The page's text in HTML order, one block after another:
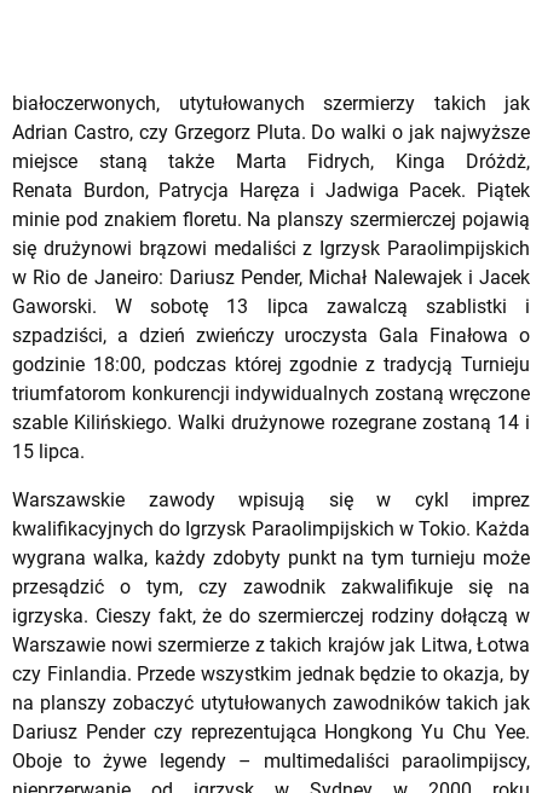
białoczerwonych, utytułowanych szermierzy takich jak
Adrian Castro, czy Grzegorz Pluta. Do walki o jak najwyższe
miejsce staną także Marta Fidrych, Kinga Dróżdż,
Renata Burdon, Patrycja Haręza i Jadwiga Pacek. Piątek
minie pod znakiem floretu. Na planszy szermierczej pojawią
się drużynowi brązowi medaliści z Igrzysk Paraolimpijskich
w Rio de Janeiro: Dariusz Pender, Michał Nalewajek i Jacek
Gaworski. W sobotę 13 lipca zawalczą szablistki i
szpadziści, a dzień zwieńczy uroczysta Gala Finałowa o
godzinie 18:00, podczas której zgodnie z tradycją Turnieju
triumfatorom konkurencji indywidualnych zostaną wręczone
szable Kilińskiego. Walki drużynowe rozegrane zostaną 14 i
15 lipca.
Warszawskie zawody wpisują się w cykl imprez
kwalifikacyjnych do Igrzysk Paraolimpijskich w Tokio. Każda
wygrana walka, każdy zdobyty punkt na tym turnieju może
przesądzić o tym, czy zawodnik zakwalifikuje się na
igrzyska. Cieszy fakt, że do szermierczej rodziny dołączą w
Warszawie nowi szermierze z takich krajów jak Litwa, Łotwa
czy Finlandia. Przede wszystkim jednak będzie to okazja, by
na planszy zobaczyć utytułowanych zawodników takich jak
Dariusz Pender czy reprezentująca Hongkong Yu Chu Yee.
Oboje to żywe legendy – multimedaliści paraolimpijscy,